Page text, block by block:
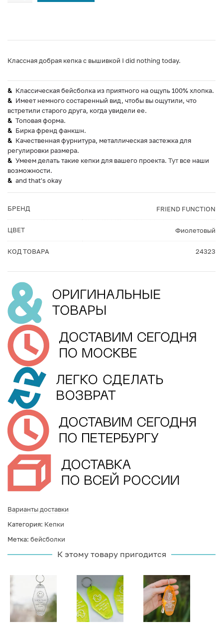
Классная добрая кепка с вышивкой I did nothing today.
Классическая бейсболка из приятного на ощупь 100% хлопка.
Имеет немного состаренный вид, чтобы вы ощутили, что
встретили старого друга, когда увидели ее.
Топовая форма.
Бирка френд фанкшн.
Качественная фурнитура, металлическая застежка для
регулировки размера.
Умеем делать такие кепки для вашего проекта. Тут все наши
возможности.
and that's okay
БРЕНД FRIEND FUNCTION
ЦВЕТ Фиолетовый
КОД ТОВАРА 24323
Варианты доставки
Категория: Кепки
Метка: бейсболки
К этому товару пригодится